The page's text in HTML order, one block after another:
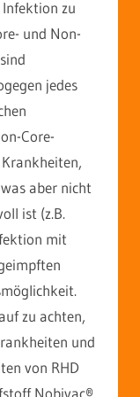
zu
und Non-
jedes
Core-
aber nicht
ist (z.B.
mit
zu achten,
und
von RHD
Nobivac®